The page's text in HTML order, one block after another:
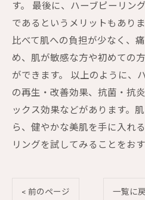
す。 最後に、ハーブピーリン
であるというメリットもあり
比べて肌への負担が少なく、
め、肌が敏感な方や初めての
ができます。 以上のように、
の再生・改善効果、抗菌・抗
ックス効果などがあります。
ら、健やかな美肌を手に入れ
リングを試してみることをおす
< 前のページ 一覧に